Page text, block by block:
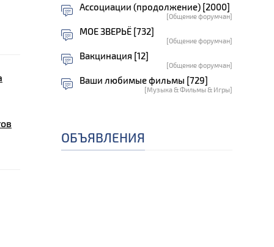
Ассоциации (продолжение) [2000]
[Общение форумчан]
МОЕ ЗВЕРЬЁ [732]
[Общение форумчан]
Вакцинация [12]
[Общение форумчан]
Ваши любимые фильмы [729]
[Музыка & Фильмы & Игры]
ОБЪЯВЛЕНИЯ